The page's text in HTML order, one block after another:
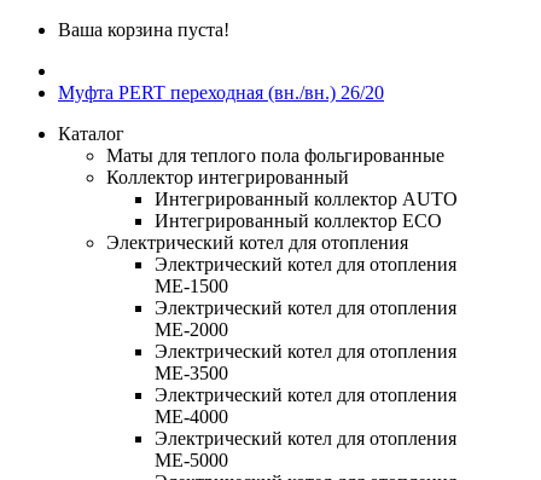
Ваша корзина пуста!
Муфта PERT переходная (вн./вн.) 26/20
Каталог
Маты для теплого пола фольгированные
Коллектор интегрированный
Интегрированный коллектор AUTO
Интегрированный коллектор ЕСО
Электрический котел для отопления
Электрический котел для отопления
МЕ-1500
Электрический котел для отопления
МЕ-2000
Электрический котел для отопления
МЕ-3500
Электрический котел для отопления
МЕ-4000
Электрический котел для отопления
МЕ-5000